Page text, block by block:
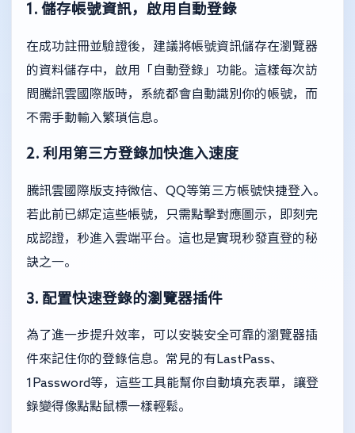
1. 儲存帳號資訊，啟用自動登錄
在成功註冊並驗證後，建議將帳號資訊儲存在瀏覽器
的資料儲存中，啟用「自動登錄」功能。這樣每次訪
問騰訊雲國際版時，系統都會自動識別你的帳號，而
不需手動輸入繁瑣信息。
2. 利用第三方登錄加快進入速度
騰訊雲國際版支持微信、QQ等第三方帳號快捷登入。
若此前已綁定這些帳號，只需點擊對應圖示，即刻完
成認證，秒進入雲端平台。這也是實現秒發直登的秘
訣之一。
3. 配置快速登錄的瀏覽器插件
為了進一步提升效率，可以安裝安全可靠的瀏覽器插
件來記住你的登錄信息。常見的有LastPass、
1Password等，這些工具能幫你自動填充表單，讓登
錄變得像點點鼠標一樣輕鬆。